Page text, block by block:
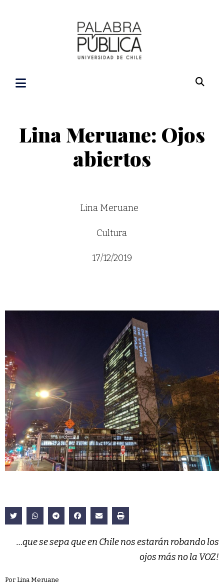
Lina Meruane: Ojos
abiertos
Lina Meruane
Cultura
17/12/2019
…que se sepa que en Chile nos estarán robando los
ojos más no la VOZ!
Por Lina Meruane